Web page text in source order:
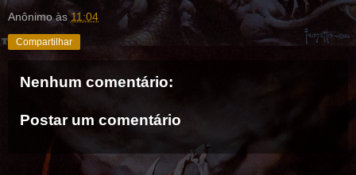
Anônimo às11:04
Compartilhar
Nenhum comentário:
Postar um comentário